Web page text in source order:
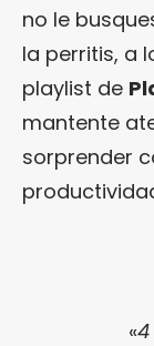
no le
la perritis, a
playlist de
mantente
sorprender
«4